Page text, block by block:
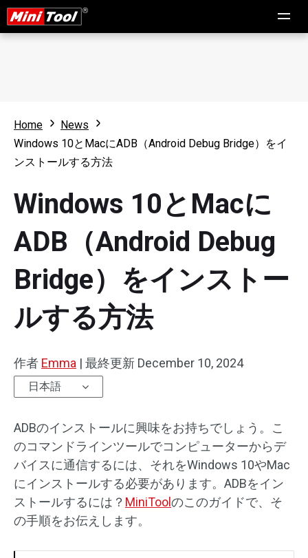
Home
News
Windows 10とMacにADB（Android Debug Bridge）をイ
ンストールする方法
Windows 10とMacに
ADB（Android Debug
Bridge）をインストー
ルする方法
作者 Emma | 最終更新 December 10, 2024
日本語
ADBのインストールに興味をお持ちでしょう。こ
のコマンドラインツールでコンピューターからデ
バイスに通信するには、それをWindows 10やMac
にインストールする必要があります。ADBをイン
ストールするには？ MiniToolのこのガイドで、そ
の手順をお伝えします。